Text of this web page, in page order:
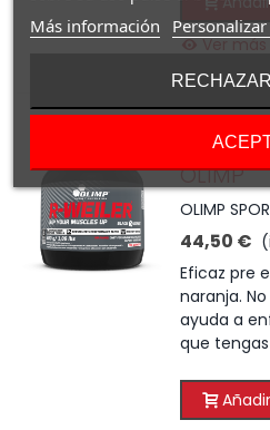
Ver más
PRE
OLIMP
OLIMP
44,50 €
Eficaz pre
naranja.
ayuda a
que
Más información